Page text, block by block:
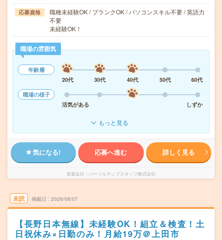
応募資格
職種未経験OK / ブランクOK / パソコンスキル不要 / 英語力
不要
未経験OK！
職場の雰囲気
年齢層
20代
30代 40代 50代
60代
職場の様子
活気がある
しずか
もっと見る
気になる! 応募へ進む 詳しく見る
派遣会社 パーソルテンプスタッフ株式会社
未読 掲載日 2026/08/07
【長野日本無線】未経験OK！組立＆検査！土
日祝休み×日勤のみ！月給19万＠上田市